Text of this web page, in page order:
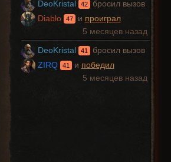
DeoKristal 42 бросил вызов
Diablo
47 и проиграл
5 месяцев назад
DeoKristal 41 бросил вызов
ZIRQ
41 и победил
5 месяцев назад